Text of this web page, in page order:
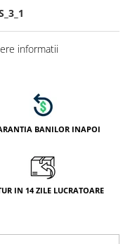
informatii
BANILOR INAPOI
IN 14 ZILE LUCRATOARE